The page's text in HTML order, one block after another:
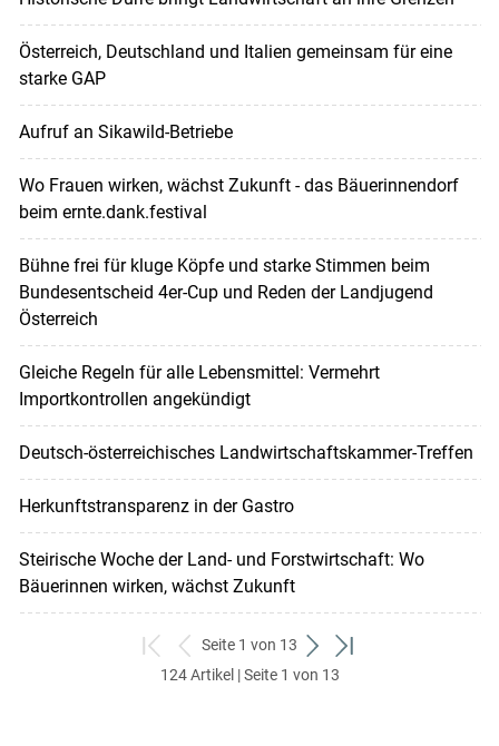
Österreich, Deutschland und Italien gemeinsam für eine
starke GAP
Aufruf an Sikawild-Betriebe
Wo Frauen wirken, wächst Zukunft - das Bäuerinnendorf
beim ernte.dank.festival
Bühne frei für kluge Köpfe und starke Stimmen beim
Bundesentscheid 4er-Cup und Reden der Landjugend
Österreich
Gleiche Regeln für alle Lebensmittel: Vermehrt
Importkontrollen angekündigt
Deutsch-österreichisches Landwirtschaftskammer-Treffen
Herkunftstransparenz in der Gastro
Steirische Woche der Land- und Forstwirtschaft: Wo
Bäuerinnen wirken, wächst Zukunft
zum
ersten
zurück
zum
Seite 1 von 13
weiter
zum
zum
124 Artikel | Seite 1 von 13